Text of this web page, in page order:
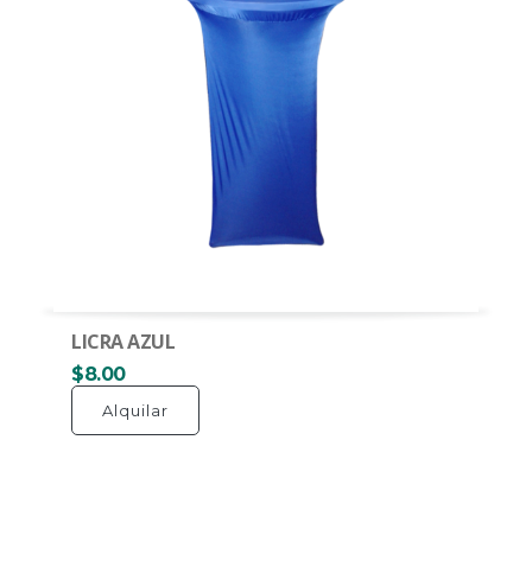
LICRA AZUL
$8.00
Alquilar